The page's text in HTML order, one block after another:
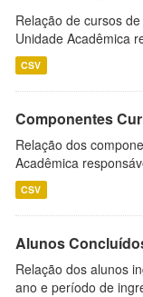
Relação de cursos
Unidade Acadêmica
CSV
Componentes
Relação dos
Acadêmica
CSV
Alunos
Relação dos alunos
ano e período de